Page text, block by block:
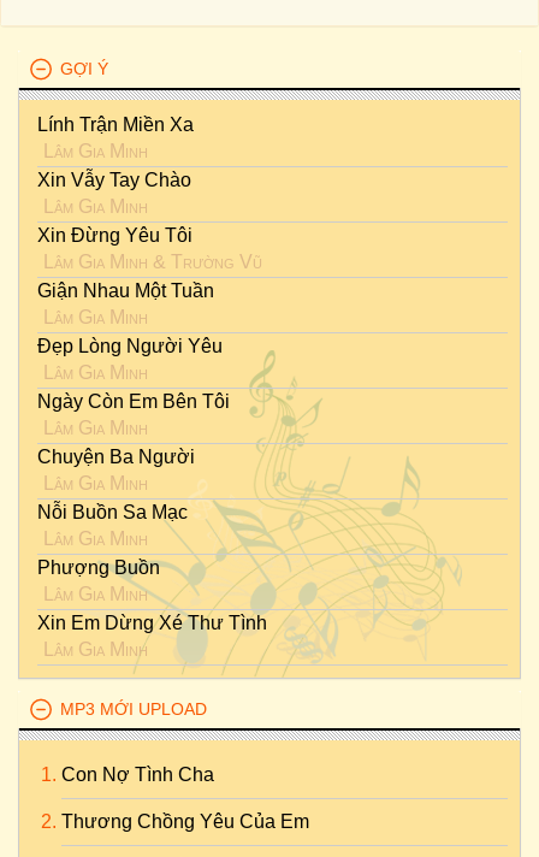
GỢI Ý
Lính Trận Miền Xa
Lâm Gia Minh
Xin Vẫy Tay Chào
Lâm Gia Minh
Xin Đừng Yêu Tôi
Lâm Gia Minh & Trường Vũ
Giận Nhau Một Tuần
Lâm Gia Minh
Đẹp Lòng Người Yêu
Lâm Gia Minh
Ngày Còn Em Bên Tôi
Lâm Gia Minh
Chuyện Ba Người
Lâm Gia Minh
Nỗi Buồn Sa Mạc
Lâm Gia Minh
Phượng Buồn
Lâm Gia Minh
Xin Em Dừng Xé Thư Tình
Lâm Gia Minh
MP3 MỚI UPLOAD
Con Nợ Tình Cha
Thương Chồng Yêu Của Em